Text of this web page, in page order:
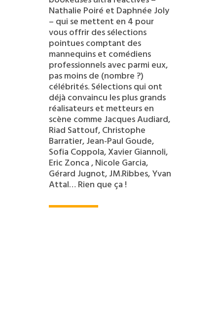
Nathalie Poiré et Daphnée Joly
– qui se mettent en 4 pour
vous offrir des sélections
pointues comptant des
mannequins et comédiens
professionnels avec parmi eux,
pas moins de (nombre ?)
célébrités. Sélections qui ont
déjà convaincu les plus grands
réalisateurs et metteurs en
scène comme Jacques Audiard,
Riad Sattouf, Christophe
Barratier, Jean-Paul Goude,
Sofia Coppola, Xavier Giannoli,
Eric Zonca , Nicole Garcia,
Gérard Jugnot, JM.Ribbes, Yvan
Attal… Rien que ça !